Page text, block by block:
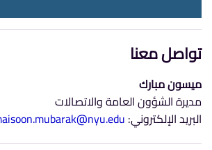
تواصل معنا
ميسون مبارك
مديرة الشؤون العامة والاتصالات
البريد الإلكتروني: maisoon.mubarak@nyu.edu